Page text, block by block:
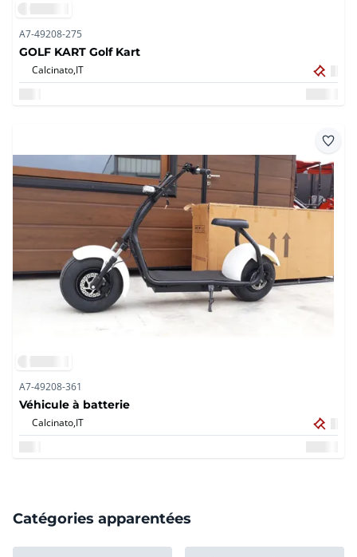
A7-49208-275
GOLF KART Golf Kart
Calcinato,IT
A7-49208-361
Véhicule à batterie
Calcinato,IT
Catégories apparentées